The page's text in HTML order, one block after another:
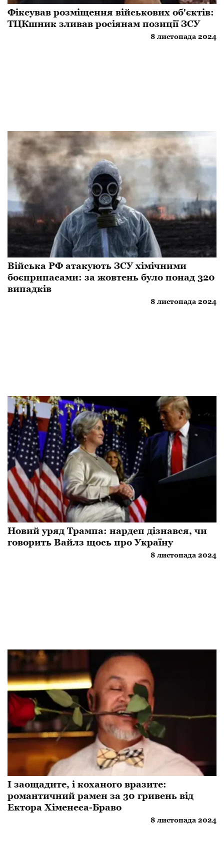
Фіксував розміщення військових об'єктів:
ТЦКшник зливав росіянам позиції ЗСУ
8 листопада 2024
​Війська РФ атакують ЗСУ хімічними
боєприпасами: за жовтень було понад 320
випадків
8 листопада 2024
Новий уряд Трампа: нардеп дізнався, чи
говорить Вайлз щось про Україну
8 листопада 2024
І заощадите, і коханого вразите:
романтичний рамен за 30 гривень від
Ектора Хіменеса-Браво
8 листопада 2024